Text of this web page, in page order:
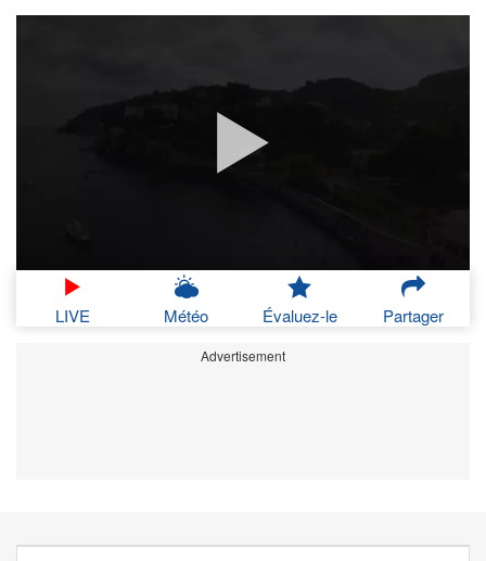
LIVE Météo Évaluez-le Partager
Advertisement